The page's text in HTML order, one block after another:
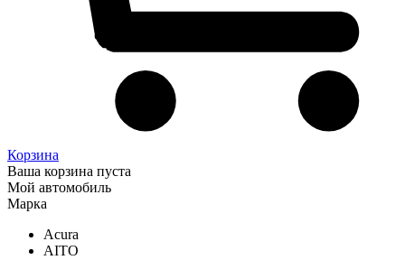
Корзина
Ваша корзина пуста
Мой автомобиль
Марка
Acura
AITO